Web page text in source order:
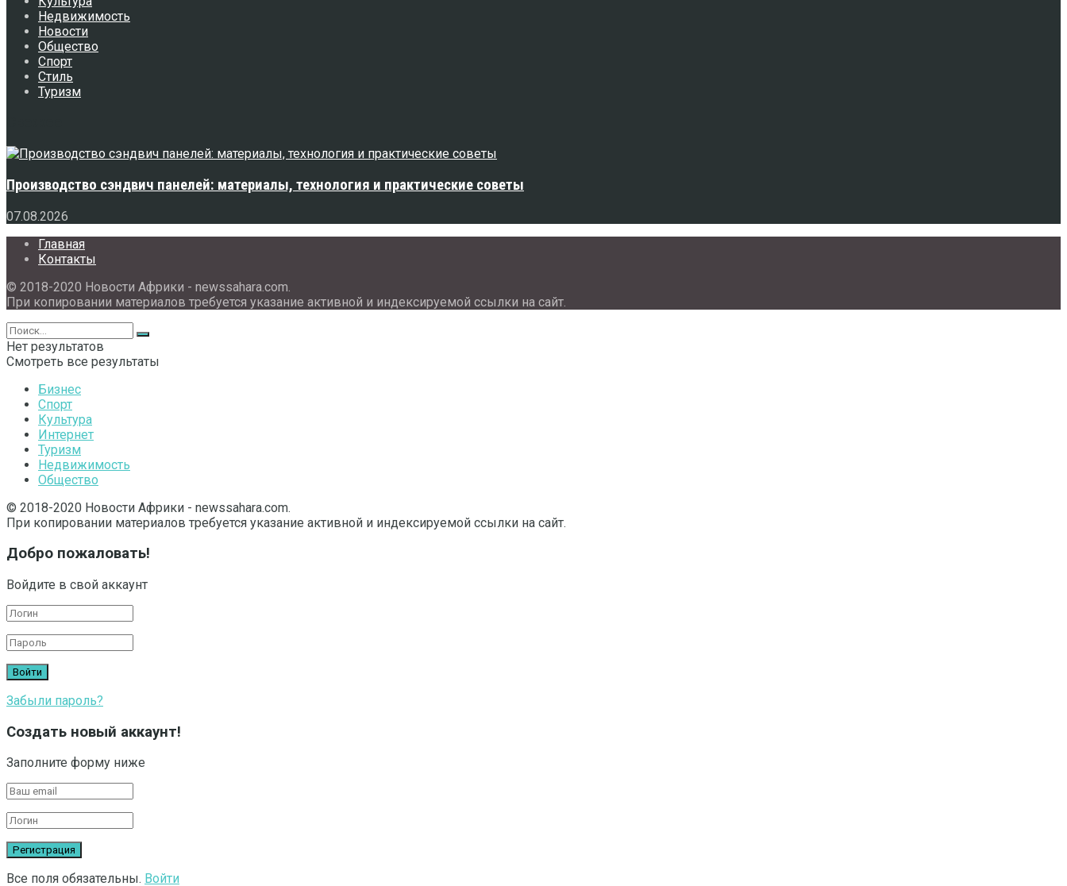
Недвижимость
Новости
Общество
Спорт
Стиль
Туризм
Производство сэндвич панелей: материалы, технология и практические советы
07.08.2026
Главная
Контакты
© 2018-2020 Новости Африки - newssahara.com.
При копировании материалов требуется указание активной и индексируемой ссылки на сайт.
Нет результатов
Смотреть все результаты
Бизнес
Спорт
Культура
Интернет
Туризм
Недвижимость
Общество
© 2018-2020 Новости Африки - newssahara.com.
При копировании материалов требуется указание активной и индексируемой ссылки на сайт.
Добро пожаловать!
Войдите в свой аккаунт
Забыли пароль?
Создать новый аккаунт!
Заполните форму ниже
Все поля обязательны. Войти